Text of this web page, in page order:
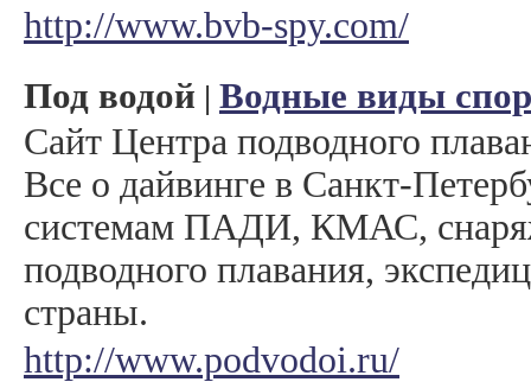
http://www.bvb-spy.com/
Под водой | Водные виды
Сайт Центра подводного
Все о дайвинге в Санкт-
системам ПАДИ, КМАС,
подводного плавания,
страны.
http://www.podvodoi.ru/